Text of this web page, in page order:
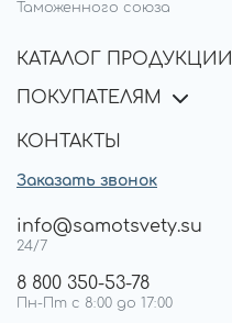
Таможенного союза
КАТАЛОГ ПРОДУКЦИИ
ПОКУПАТЕЛЯМ
КОНТАКТЫ
Заказать звонок
info@samotsvety.su
24/7
8 800 350-53-78
Пн-Пт с 8:00 до 17:00